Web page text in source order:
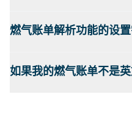
燃气账单解析功能的设置
如果我的燃气账单不是英